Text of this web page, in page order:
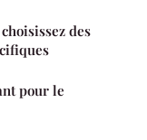
des
pour le